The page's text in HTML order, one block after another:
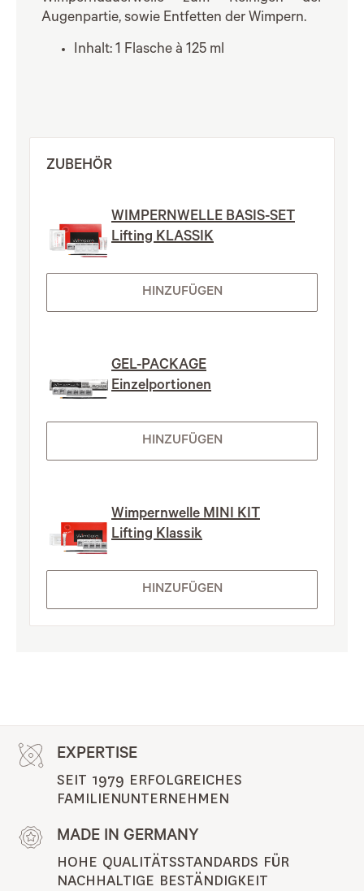
Augenpartie, sowie Entfetten der Wimpern.
Inhalt: 1 Flasche à 125 ml
ZUBEHÖR
WIMPERNWELLE BASIS-SET
Lifting KLASSIK
HINZUFÜGEN
GEL-PACKAGE
Einzelportionen
HINZUFÜGEN
Wimpernwelle MINI KIT
Lifting Klassik
HINZUFÜGEN
EXPERTISE
SEIT 1979 ERFOLGREICHES
FAMILIENUNTERNEHMEN
MADE IN GERMANY
HOHE QUALITÄTSSTANDARDS FÜR
NACHHALTIGE BESTÄNDIGKEIT